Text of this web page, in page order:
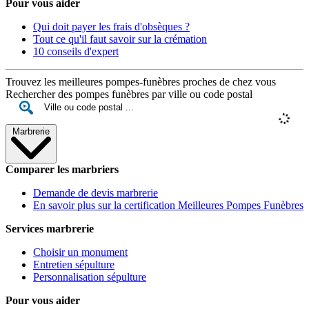
Pour vous aider
Qui doit payer les frais d'obsèques ?
Tout ce qu'il faut savoir sur la crémation
10 conseils d'expert
Trouvez les meilleures pompes-funèbres proches de chez vous
Rechercher des pompes funèbres par ville ou code postal
Marbrerie
Comparer les marbriers
Demande de devis marbrerie
En savoir plus sur la certification Meilleures Pompes Funèbres
Services marbrerie
Choisir un monument
Entretien sépulture
Personnalisation sépulture
Pour vous aider